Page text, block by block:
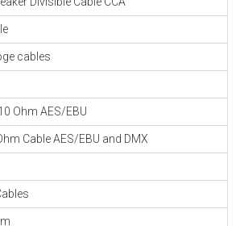
cables
Ohm AES/EBU
Cable AES/EBU and DMX